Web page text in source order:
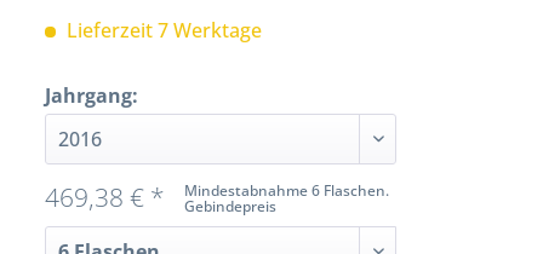
Lieferzeit 7 Werktage
Jahrgang:
Mindestabnahme 6 Flaschen.
Gebindepreis
469,38 € *